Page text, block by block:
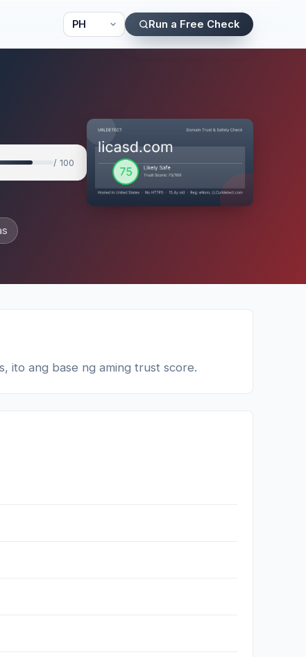
Run a Free Check
/ 100
ito ang base ng aming trust score.